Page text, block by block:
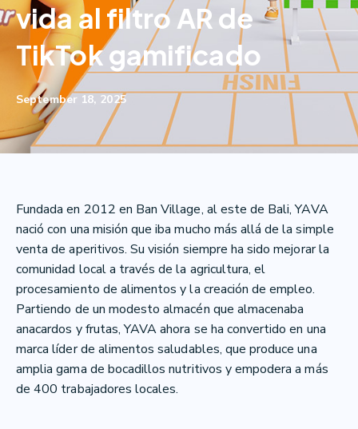
vida al filtro AR de
TikTok gamificado
September 18, 2025
Fundada en 2012 en Ban Village, al este de Bali, YAVA
nació con una misión que iba mucho más allá de la simple
venta de aperitivos. Su visión siempre ha sido mejorar la
comunidad local a través de la agricultura, el
procesamiento de alimentos y la creación de empleo.
Partiendo de un modesto almacén que almacenaba
anacardos y frutas, YAVA ahora se ha convertido en una
marca líder de alimentos saludables, que produce una
amplia gama de bocadillos nutritivos y empodera a más
de 400 trabajadores locales.